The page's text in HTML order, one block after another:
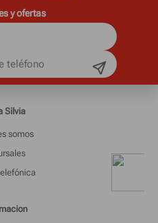
y ofertas
Silvia
somos